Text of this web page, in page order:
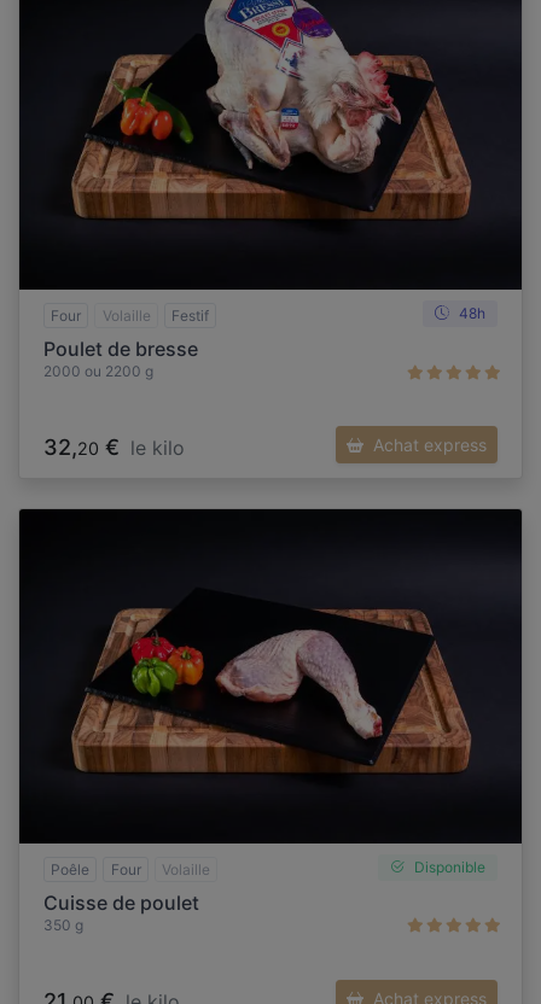
Four Volaille Festif 48h
Poulet de bresse
2000 ou 2200 g
32,20 € le kilo Achat express
Poêle Four Volaille Disponible
Cuisse de poulet
350 g
Achat express